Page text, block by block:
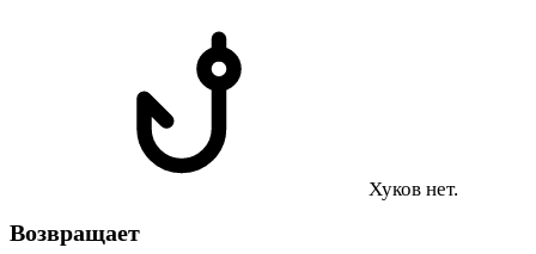
Хуков нет.
Возвращает